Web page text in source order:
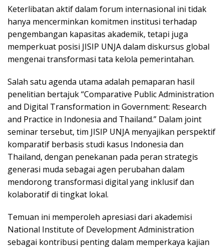
Keterlibatan aktif dalam forum internasional ini tidak
hanya mencerminkan komitmen institusi terhadap
pengembangan kapasitas akademik, tetapi juga
memperkuat posisi JISIP UNJA dalam diskursus global
mengenai transformasi tata kelola pemerintahan.
Salah satu agenda utama adalah pemaparan hasil
penelitian bertajuk “Comparative Public Administration
and Digital Transformation in Government: Research
and Practice in Indonesia and Thailand.” Dalam joint
seminar tersebut, tim JISIP UNJA menyajikan perspektif
komparatif berbasis studi kasus Indonesia dan
Thailand, dengan penekanan pada peran strategis
generasi muda sebagai agen perubahan dalam
mendorong transformasi digital yang inklusif dan
kolaboratif di tingkat lokal.
Temuan ini memperoleh apresiasi dari akademisi
National Institute of Development Administration
sebagai kontribusi penting dalam memperkaya kajian